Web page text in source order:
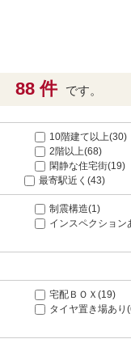
88 件 です。
10階建て以上(30)
2階以上(68)
閑静な住宅街(19)
最寄駅近く(43)
制震構造(1)
インスペクション
宅配ＢＯＸ(19)
タイヤ置き場あり